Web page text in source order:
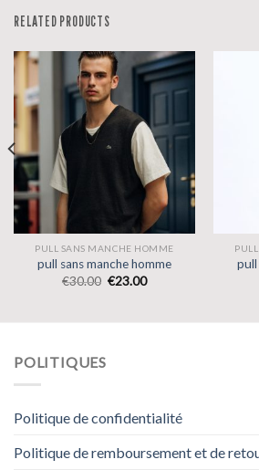
RELATED PRODUCTS
PULL SANS MANCHE HOMME
pull sans manche homme
€30.00 €23.00
pull
POLITIQUES
Politique de confidentialité
Politique de remboursement et de